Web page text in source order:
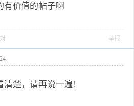
有价值的帖子啊
举报
楚，请再说一遍！